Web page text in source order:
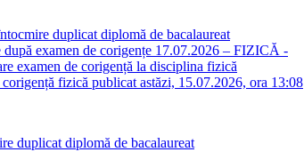
duplicat diplomă de bacalaureat
după examen de corigențe 17.07.2026 – FIZICĂ -
examen de corigență la disciplina fizică
corigență fizică publicat astăzi, 15.07.2026, ora 13:08
duplicat diplomă de bacalaureat